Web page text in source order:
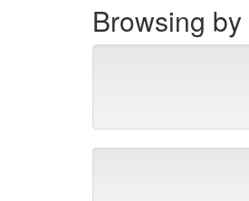
Browsing